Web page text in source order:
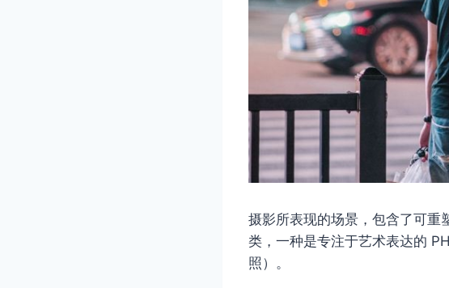
摄影所表现的场景，包含了可重
类，一种是专注于艺术表达的
照）。